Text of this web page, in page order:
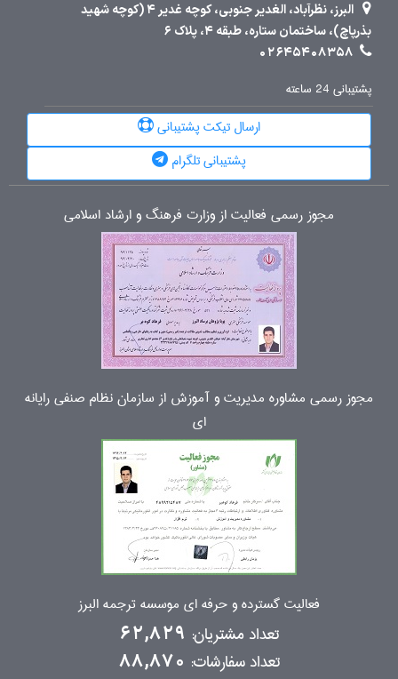
البرز، نظرآباد، الغدیر جنوبی، کوچه غدیر 4 (کوچه شهید
بذرپاچ)، ساختمان ستاره، طبقه 4، پلاک 6
02645408358
پشتیبانی 24 ساعته
ارسال تیکت پشتیبانی
پشتیبانی تلگرام
مجوز رسمی فعالیت از وزارت فرهنگ و ارشاد اسلامی
مجوز رسمی مشاوره مدیریت و آموزش از سازمان نظام صنفی رایانه
ای
فعالیت گسترده و حرفه ای موسسه ترجمه البرز
تعداد مشتریان: 62,829
تعداد سفارشات: 88,870